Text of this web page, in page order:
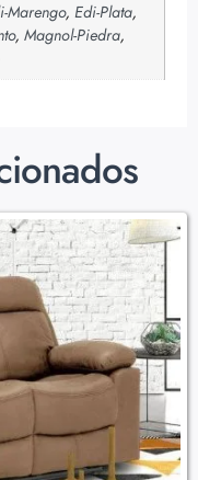
Marengo, Edi-Plata,
, Magnol-Piedra,